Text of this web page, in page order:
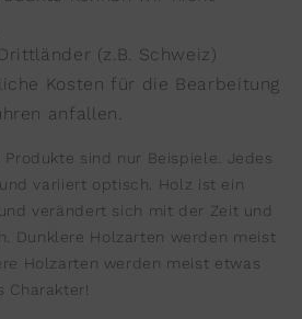
(z.B. Schweiz)
Kosten für die Bearbeitung
anfallen.
Produkte sind nur Beispiele. Jedes
variiert optisch. Holz ist ein
verändert sich mit der Zeit und
Dunklere Holzarten werden meist
Holzarten werden meist etwas
Charakter!